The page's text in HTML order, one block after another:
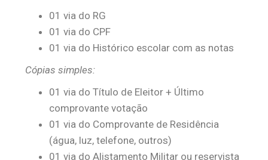
01 via do RG
01 via do CPF
01 via do Histórico escolar com as notas
Cópias simples:
01 via do Título de Eleitor + Último
comprovante votação
01 via do Comprovante de Residência
(água, luz, telefone, outros)
01 via do Alistamento Militar ou reservista